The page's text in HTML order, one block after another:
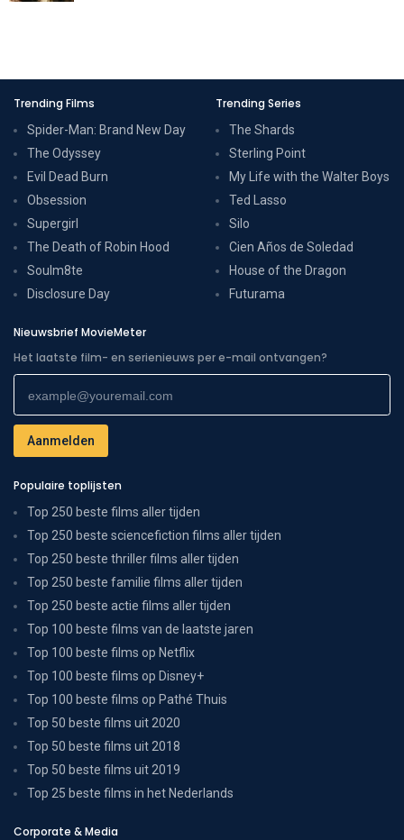
Trending Films
Spider-Man: Brand New Day
The Odyssey
Evil Dead Burn
Obsession
Supergirl
The Death of Robin Hood
Soulm8te
Disclosure Day
Trending Series
The Shards
Sterling Point
My Life with the Walter Boys
Ted Lasso
Silo
Cien Años de Soledad
House of the Dragon
Futurama
Nieuwsbrief MovieMeter
Het laatste film- en serienieuws per e-mail ontvangen?
Populaire toplijsten
Top 250 beste films aller tijden
Top 250 beste sciencefiction films aller tijden
Top 250 beste thriller films aller tijden
Top 250 beste familie films aller tijden
Top 250 beste actie films aller tijden
Top 100 beste films van de laatste jaren
Top 100 beste films op Netflix
Top 100 beste films op Disney+
Top 100 beste films op Pathé Thuis
Top 50 beste films uit 2020
Top 50 beste films uit 2018
Top 50 beste films uit 2019
Top 25 beste films in het Nederlands
Corporate & Media